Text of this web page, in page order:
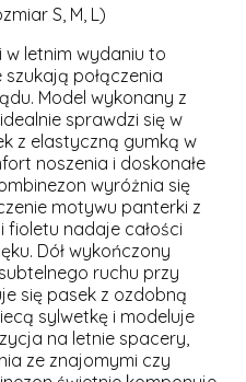
S, M, L)
letnim wydaniu to
połączenia
Model wykonany z
sprawdzi się w
z elastyczną gumką w
noszenia i doskonałe
wyróżnia się
motywu panterki z
fioletu nadaje całości
Dół wykończony
ruchu przy
się pasek z ozdobną
sylwetkę i modeluje
na letnie spacery,
ze znajomymi czy